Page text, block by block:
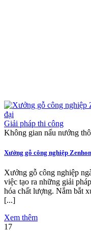
Giải pháp thi công
Không gian nấu nướng
Xưởng gỗ công nghiệp
Xưởng gỗ công nghiệp
việc tạo ra những giải
hóa chất lượng. Nắm bắt
[...]
Xem thêm
17